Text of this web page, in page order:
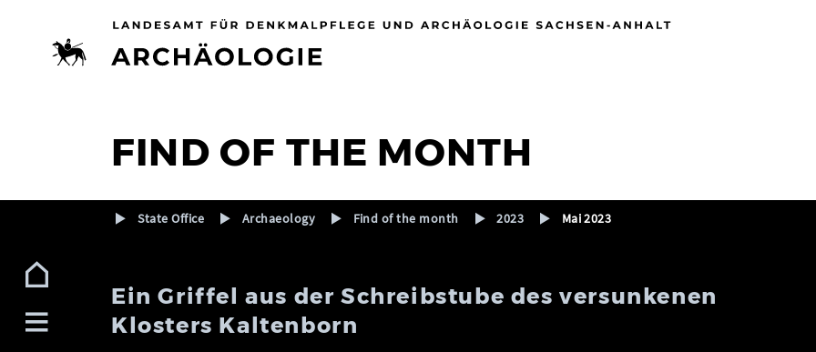
FIND OF THE MONTH
State Office Archaeology Find of the month 2023 Mai 2023
Ein Griffel aus der Schreibstube des versunkenen
Klosters Kaltenborn